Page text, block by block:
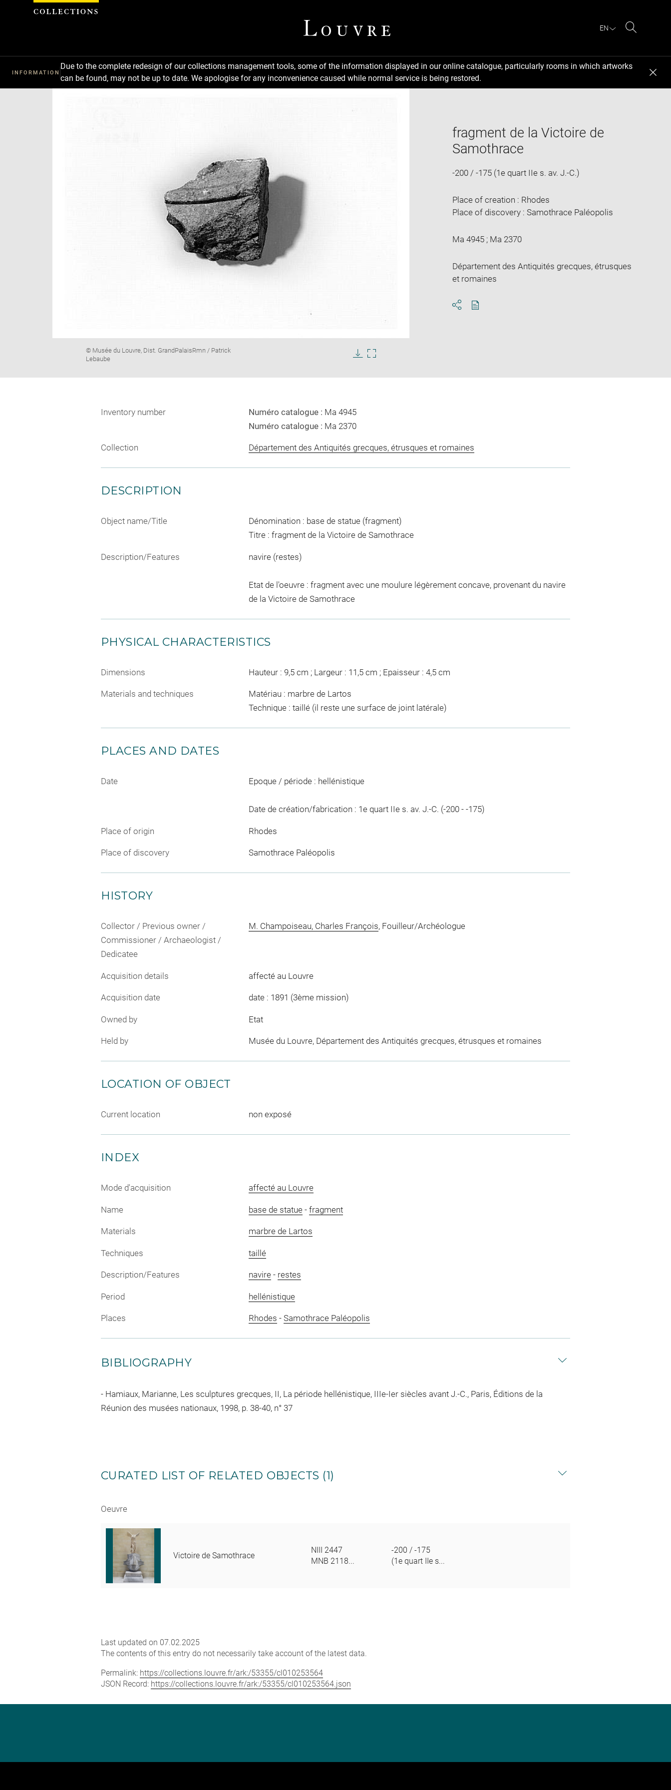
EN
INFORMATION
Due to the complete redesign of our collections management tools, some of the information displayed in our online catalogue, particularly rooms in which artworks
can be found, may not be up to date. We apologise for any inconvenience caused while normal service is being restored.
image
Image
caption:
© Musée du Louvre, Dist. GrandPalaisRmn / Patrick
Lebaube
fragment de la Victoire de
Samothrace
-200 / -175 (1e quart IIe s. av. J.-C.)
Place of creation : Rhodes
Place of discovery : Samothrace Paléopolis
Ma 4945 ; Ma 2370
Département des Antiquités grecques, étrusques
et romaines
Inventory number Numéro catalogue : Ma 4945
Numéro catalogue : Ma 2370
Collection Département des Antiquités grecques, étrusques et romaines
DESCRIPTION
Object name/Title
Dénomination : base de statue (fragment)
Titre : fragment de la Victoire de Samothrace
Description/Features navire (restes)
Etat de l'oeuvre : fragment avec une moulure légèrement concave, provenant du navire
de la Victoire de Samothrace
PHYSICAL CHARACTERISTICS
Dimensions Hauteur : 9,5 cm ; Largeur : 11,5 cm ; Epaisseur : 4,5 cm
Materials and techniques
Matériau : marbre de Lartos
Technique : taillé (il reste une surface de joint latérale)
PLACES AND DATES
Date Epoque / période : hellénistique
Date de création/fabrication : 1e quart IIe s. av. J.-C. (-200 - -175)
Place of origin Rhodes
Place of discovery Samothrace Paléopolis
HISTORY
Collector / Previous owner /
Commissioner / Archaeologist /
Dedicatee
M. Champoiseau, Charles François, Fouilleur/Archéologue
Acquisition details affecté au Louvre
Acquisition date date : 1891 (3ème mission)
Owned by Etat
Held by Musée du Louvre, Département des Antiquités grecques, étrusques et romaines
LOCATION OF OBJECT
Current location non exposé
INDEX
Mode d'acquisition affecté au Louvre
Name base de statue- fragment
Materials marbre de Lartos
Techniques taillé
Description/Features navire- restes
Period hellénistique
Places Rhodes - Samothrace Paléopolis
BIBLIOGRAPHY
Hamiaux, Marianne, Les sculptures grecques, II, La période hellénistique, IIIe-Ier siècles avant J.-C., Paris, Éditions de la
Réunion des musées nationaux, 1998, p. 38-40, n° 37
CURATED LIST OF RELATED OBJECTS (1)
Oeuvre
Victoire de Samothrace
NIII 2447
MNB 2118...
-200 / -175
(1e quart IIe s...
Last updated on 07.02.2025
The contents of this entry do not necessarily take account of the latest data.
Permalink: https://collections.louvre.fr/ark:/53355/cl010253564
JSON Record: https://collections.louvre.fr/ark:/53355/cl010253564.json
Cookies management panel